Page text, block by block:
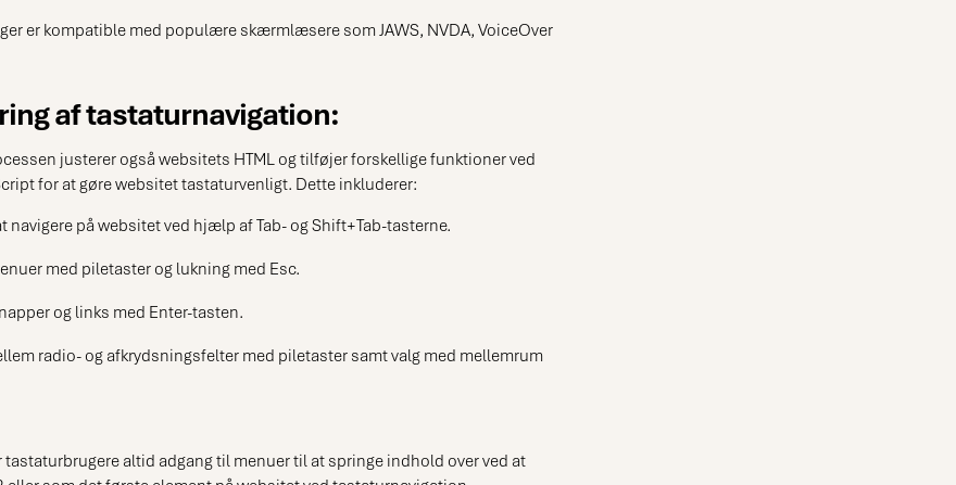
er kompatible med populære skærmlæsere som JAWS, NVDA, VoiceOver
af tastaturnavigation:
justerer også websitets HTML og tilføjer forskellige funktioner ved
for at gøre websitet tastaturvenligt. Dette inkluderer:
navigere på websitet ved hjælp af Tab- og Shift+Tab-tasterne.
med piletaster og lukning med Esc.
og links med Enter-tasten.
radio- og afkrydsningsfelter med piletaster samt valg med mellemrum
tastaturbrugere altid adgang til menuer til at springe indhold over ved at